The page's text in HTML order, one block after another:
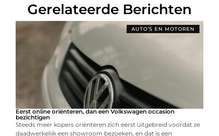
Gerelateerde Berichten
AUTO’S EN MOTOREN
Eerst online oriënteren, dan een Volkswagen occasion
bezichtigen
Steeds meer kopers oriënteren zich eerst uitgebreid voordat ze
daadwerkelijk een showroom bezoeken, en dat is een